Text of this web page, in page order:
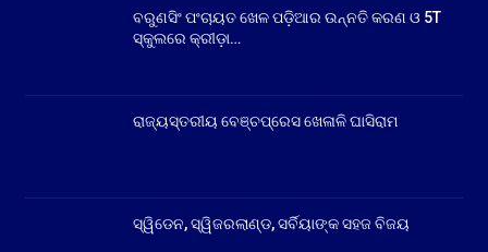
ବରୁଣସିଂ ପଂଚାୟତ ଖେଳ ପଡ଼ିଆର ଉନ୍ନତି କରଣ ଓ 5T
ସ୍କୁଲରେ କ୍ରୀଡ଼ା…
ରାଜ୍ୟସ୍ତରୀୟ ବେଞ୍ଚପ୍ରେସ ଖେଳାଳି ଘାସିରାମ
ସ୍ୱିଡେନ, ସ୍ୱିଜରଲାଣ୍ଡ, ସର୍ବିୟାଙ୍କ ସହଜ ବିଜୟ